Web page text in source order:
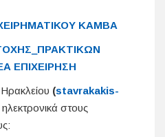
ΚΑΜΒΑ
ΕΠΙΧΕΙΡΗΣΗ
(stavrakakis-
ηλεκτρονικά στους